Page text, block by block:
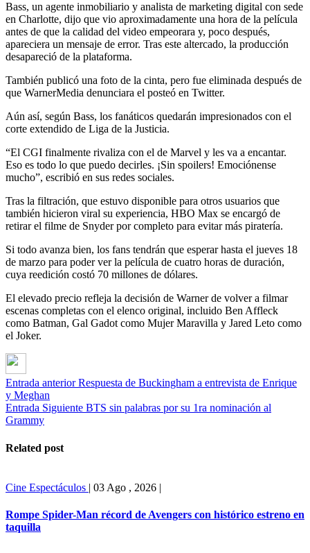
Bass, un agente inmobiliario y analista de marketing digital con sede
en Charlotte, dijo que vio aproximadamente una hora de la película
antes de que la calidad del video empeorara y, poco después,
apareciera un mensaje de error. Tras este altercado, la producción
desapareció de la plataforma.
También publicó una foto de la cinta, pero fue eliminada después de
que WarnerMedia denunciara el posteó en Twitter.
Aún así, según Bass, los fanáticos quedarán impresionados con el
corte extendido de Liga de la Justicia.
“El CGI finalmente rivaliza con el de Marvel y les va a encantar.
Eso es todo lo que puedo decirles. ¡Sin spoilers! Emociónense
mucho”, escribió en sus redes sociales.
Tras la filtración, que estuvo disponible para otros usuarios que
también hicieron viral su experiencia, HBO Max se encargó de
retirar el filme de Snyder por completo para evitar más piratería.
Si todo avanza bien, los fans tendrán que esperar hasta el jueves 18
de marzo para poder ver la película de cuatro horas de duración,
cuya reedición costó 70 millones de dólares.
El elevado precio refleja la decisión de Warner de volver a filmar
escenas completas con el elenco original, incluido Ben Affleck
como Batman, Gal Gadot como Mujer Maravilla y Jared Leto como
el Joker.
Entrada anterior Respuesta de Buckingham a entrevista de Enrique
y Meghan
Entrada Siguiente BTS sin palabras por su 1ra nominación al
Grammy
Related post
Cine Espectáculos | 03 Ago , 2026 |
Rompe Spider-Man récord de Avengers con histórico estreno en
taquilla